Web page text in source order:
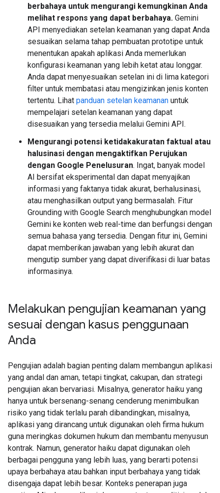
berbahaya untuk mengurangi kemungkinan Anda
melihat respons yang dapat berbahaya. Gemini
API menyediakan setelan keamanan yang dapat Anda
sesuaikan selama tahap pembuatan prototipe untuk
menentukan apakah aplikasi Anda memerlukan
konfigurasi keamanan yang lebih ketat atau longgar.
Anda dapat menyesuaikan setelan ini di lima kategori
filter untuk membatasi atau mengizinkan jenis konten
tertentu. Lihat panduan setelan keamanan untuk
mempelajari setelan keamanan yang dapat
disesuaikan yang tersedia melalui Gemini API.
Mengurangi potensi ketidakakuratan faktual atau
halusinasi dengan mengaktifkan Perujukan
dengan Google Penelusuran. Ingat, banyak model
AI bersifat eksperimental dan dapat menyajikan
informasi yang faktanya tidak akurat, berhalusinasi,
atau menghasilkan output yang bermasalah. Fitur
Grounding with Google Search menghubungkan model
Gemini ke konten web real-time dan berfungsi dengan
semua bahasa yang tersedia. Dengan fitur ini, Gemini
dapat memberikan jawaban yang lebih akurat dan
mengutip sumber yang dapat diverifikasi di luar batas
informasinya.
Melakukan pengujian keamanan yang
sesuai dengan kasus penggunaan
Anda
Pengujian adalah bagian penting dalam membangun aplikasi
yang andal dan aman, tetapi tingkat, cakupan, dan strategi
pengujian akan bervariasi. Misalnya, generator haiku yang
hanya untuk bersenang-senang cenderung menimbulkan
risiko yang tidak terlalu parah dibandingkan, misalnya,
aplikasi yang dirancang untuk digunakan oleh firma hukum
guna meringkas dokumen hukum dan membantu menyusun
kontrak. Namun, generator haiku dapat digunakan oleh
berbagai pengguna yang lebih luas, yang berarti potensi
upaya berbahaya atau bahkan input berbahaya yang tidak
disengaja dapat lebih besar. Konteks penerapan juga